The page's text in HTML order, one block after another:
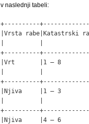
v naslednji tabeli:
+----------
|Vrsta rabe|Katastrski
+----------
|Vrt       |1 – 8
+----------
|Njiva     |1 – 3
+----------
|Njiva     |4 – 6